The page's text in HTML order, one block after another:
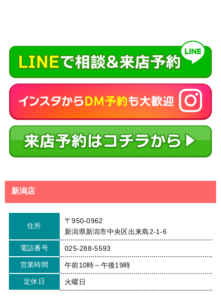
新潟店
住所
〒950-0962
新潟県新潟市中央区出来島2-1-6
電話番号 025-288-5593
営業時間 午前10時～午後19時
定休日 火曜日